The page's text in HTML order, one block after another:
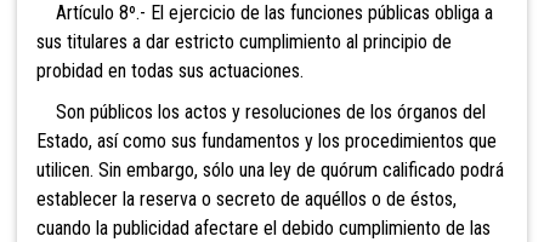
Artículo 8º.- El ejercicio de las funciones públicas obliga a
sus titulares a dar estricto cumplimiento al principio de
probidad en todas sus actuaciones.
Son públicos los actos y resoluciones de los órganos del
Estado, así como sus fundamentos y los procedimientos que
utilicen. Sin embargo, sólo una ley de quórum calificado podrá
establecer la reserva o secreto de aquéllos o de éstos,
cuando la publicidad afectare el debido cumplimiento de las